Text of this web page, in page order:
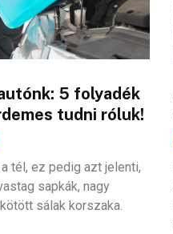
5 folyadék
tudni róluk!
tél, ez pedig azt jelenti,
sapkák, nagy
sálak korszaka.